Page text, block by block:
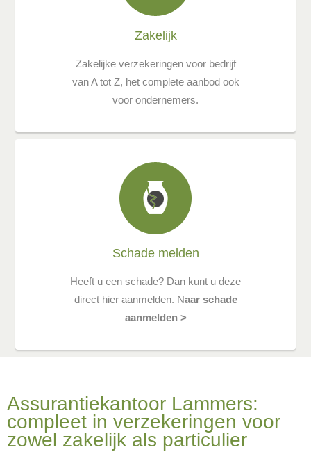
Zakelijk
Zakelijke verzekeringen voor bedrijf
van A tot Z, het complete aanbod ook
voor ondernemers.
Schade melden
Heeft u een schade? Dan kunt u deze
direct hier aanmelden. Naar schade
aanmelden >
Assurantiekantoor Lammers:
compleet in verzekeringen voor
zowel zakelijk als particulier